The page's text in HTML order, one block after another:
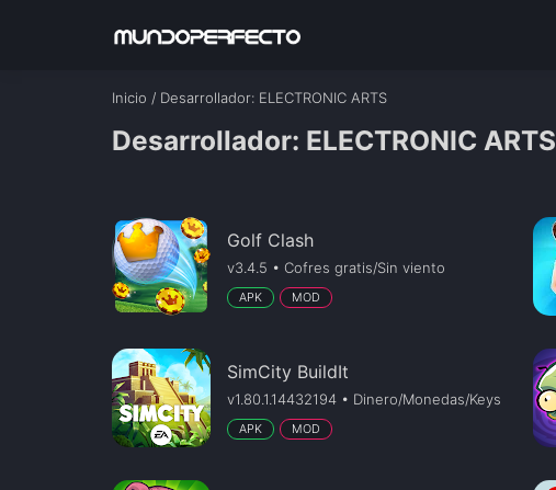
Inicio / Desarrollador: ELECTRONIC ARTS
Desarrollador: ELECTRONIC ARTS
Golf Clash
v3.4.5 • Cofres gratis/Sin viento
APK MOD
SimCity BuildIt
v1.80.1.14432194 • Dinero/Monedas/Keys
APK MOD